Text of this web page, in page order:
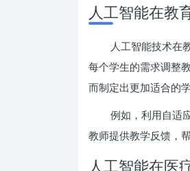
人工智能在教
人工智能技术在
每个学生的需求调整
而制定出更加适合的学
例如，利用自适
教师提供教学反馈，
人工智能在医